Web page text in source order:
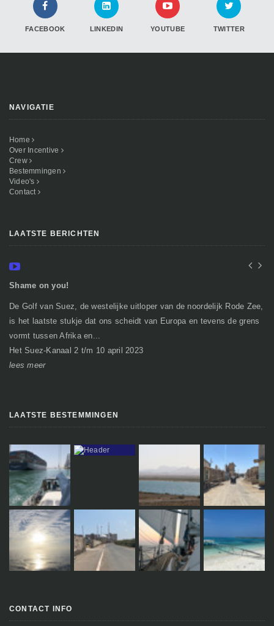
FACEBOOK LINKEDIN YOUTUBE TWITTER
NAVIGATIE
Home
Over Incentive
Crew
Bestemmingen
Video's
Contact
LAATSTE BERICHTEN
Shame on you!
De Golf van Suez, de westelijke uitloper van de noordelijk Rode Zee,
is het laatste stukje dat ons scheidt van Europa en tevens de grens
vormt tussen Afrika en...
Het Suez-Kanaal 2 t/m 10 april 2023
lees meer
LAATSTE BESTEMMINGEN
CONTACT INFO